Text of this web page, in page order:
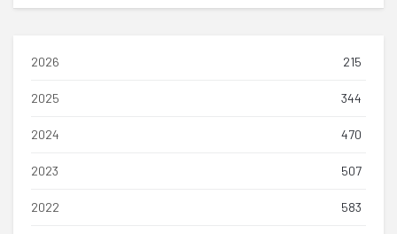
2026 215
2025 344
2024 470
2023 507
2022 583